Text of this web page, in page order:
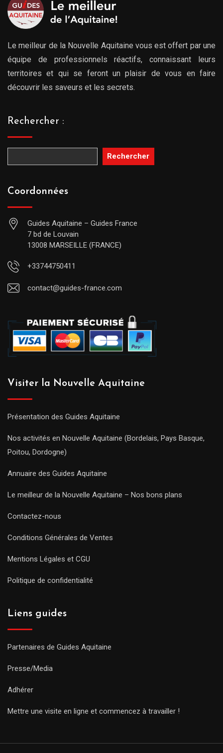
Le meilleur de la Nouvelle Aquitaine vous est offert par une
équipe de professionnels réactifs, connaissant leurs
territoires et qui se feront un plaisir de vous en faire
découvrir les saveurs et les secrets.
Rechercher :
Rechercher
Coordonnées
Guides Aquitaine – Guides France
7 bd de Louvain
13008 MARSEILLE (FRANCE)
+33744750411
contact@guides-france.com
Visiter la Nouvelle Aquitaine
Présentation des Guides Aquitaine
Nos activités en Nouvelle Aquitaine (Bordelais, Pays Basque,
Poitou, Dordogne)
Annuaire des Guides Aquitaine
Le meilleur de la Nouvelle Aquitaine – Nos bons plans
Contactez-nous
Conditions Générales de Ventes
Mentions Légales et CGU
Politique de confidentialité
Liens guides
Partenaires de Guides Aquitaine
Presse/Media
Adhérer
Mettre une visite en ligne et commencez à travailler !